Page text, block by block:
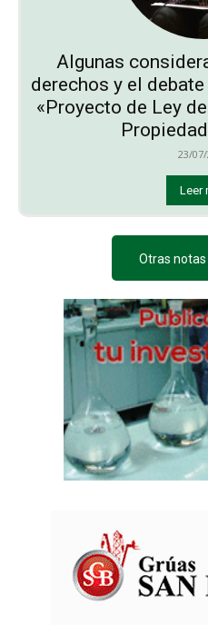
Algunas
derechos y el
«Proyecto de Ley
23/
Leer
Otras